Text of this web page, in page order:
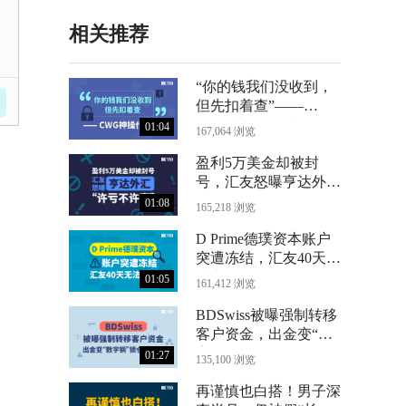
相关推荐
01:04
“你的钱我们没收到，
但先扣着查”——
CWG神操作曝光
167,064 浏览
01:08
盈利5万美金却被封
号，汇友怒曝亨达外汇
“许亏不许赢”
165,218 浏览
01:05
D Prime德璞资本账户
突遭冻结，汇友40天无
法出金
161,412 浏览
01:27
BDSwiss被曝强制转移
客户资金，出金变“数
字铜”锁仓24个月
135,100 浏览
再谨慎也白搭！男子深